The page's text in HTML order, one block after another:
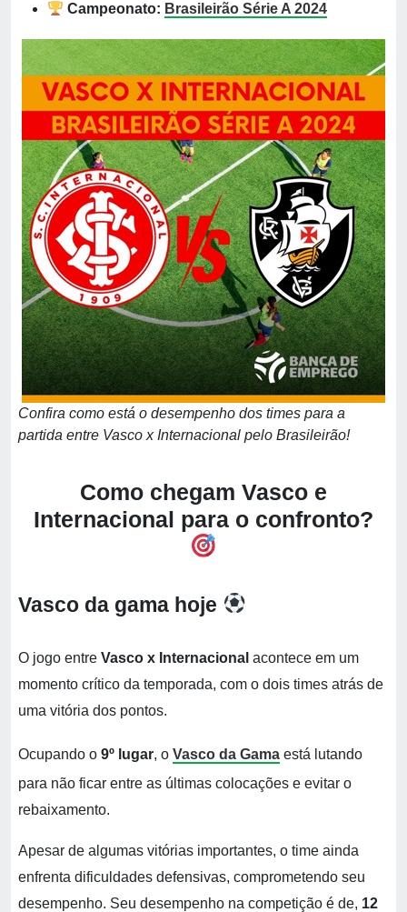
Campeonato: Brasileirão Série A 2024
Confira como está o desempenho dos times para a
partida entre Vasco x Internacional pelo Brasileirão!
Como chegam Vasco e
Internacional para o confronto?
Vasco da gama hoje
O jogo entre Vasco x Internacional acontece em um
momento crítico da temporada, com o dois times atrás de
uma vitória dos pontos.
Ocupando o 9º lugar, o Vasco da Gama está lutando
para não ficar entre as últimas colocações e evitar o
rebaixamento.
Apesar de algumas vitórias importantes, o time ainda
enfrenta dificuldades defensivas, comprometendo seu
desempenho. Seu desempenho na competição é de, 12